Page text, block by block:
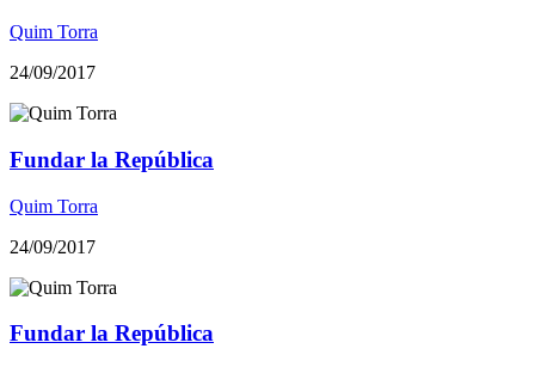
Quim Torra
24/09/2017
Fundar la República
Quim Torra
24/09/2017
Fundar la República